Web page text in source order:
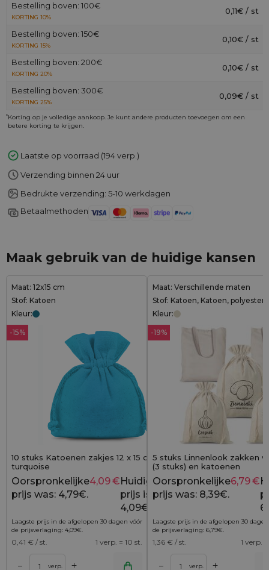
Bestelling boven: 100€
KORTING 10%
0,11€ / st
Bestelling boven: 150€
KORTING 15%
0,10€ / st
Bestelling boven: 200€
KORTING 20%
0,10€ / st
Bestelling boven: 300€
KORTING 25%
0,09€ / st
*Korting op je volledige aankoop. Je kunt andere producten toevoegen om een
betere korting te krijgen.
Laatste op voorraad (194 verp.)
Verzending binnen 24 uur
Bedrukte verzending: 5-10 werkdagen
Betaalmethoden
Maak gebruik van de huidige kansen
Maat: 12x15 cm
Stof: Katoen
Kleur:
-15%
10 stuks Katoenen zakjes 12 x 15 cm -
turquoise
4,79 €
Oorspronkelijke
prijs was: 4,79€.
4,09€Huidige
prijs is:
4,09€.
Laagste prijs in de afgelopen 30 dagen vóór
de prijsverlaging: 4,09€.
0,41 € / st. 1 verp. = 10 st.
– verp. +
Maat: Verschillende maten
Stof: Katoen, Katoen, polyester
Kleur:
-19%
5 stuks Linnenlook zakken
(3 stuks) en katoenen
boodschappentassen (2
Oorspronkelijke
prijs was: 8,39€.
6,79€
Laagste prijs in de afgelopen 30
de prijsverlaging: 6,79€.
1,36 € / st. 1 verp.
– verp. +
Toevoegen aan winkelwagen Toevoegen aan